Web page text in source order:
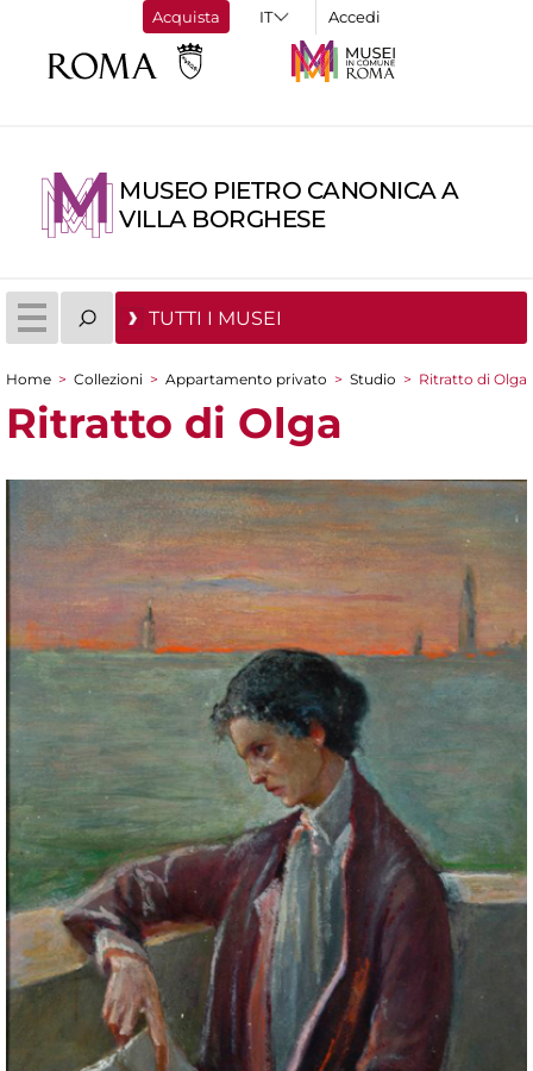
Acquista Accedi
MUSEO PIETRO CANONICA A
VILLA BORGHESE
TUTTI I MUSEI
Tu sei qui
Home > Collezioni > Appartamento privato > Studio > Ritratto di Olga
Ritratto di Olga